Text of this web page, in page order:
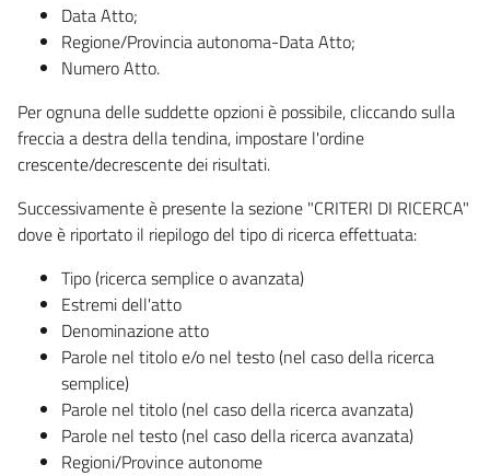
Data Atto;
Regione/Provincia autonoma-Data Atto;
Numero Atto.
Per ognuna delle suddette opzioni è possibile, cliccando sulla
freccia a destra della tendina, impostare l'ordine
crescente/decrescente dei risultati.
Successivamente è presente la sezione "CRITERI DI RICERCA"
dove è riportato il riepilogo del tipo di ricerca effettuata:
Tipo (ricerca semplice o avanzata)
Estremi dell'atto
Denominazione atto
Parole nel titolo e/o nel testo (nel caso della ricerca
semplice)
Parole nel titolo (nel caso della ricerca avanzata)
Parole nel testo (nel caso della ricerca avanzata)
Regioni/Province autonome